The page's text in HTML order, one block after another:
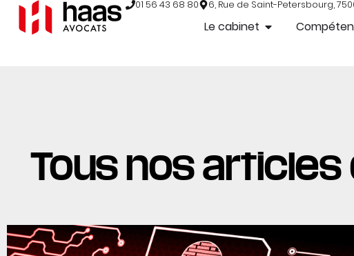
01 56 43 68 80 6, Rue de Saint-Petersbourg,
Le cabinet
Tous nos articles